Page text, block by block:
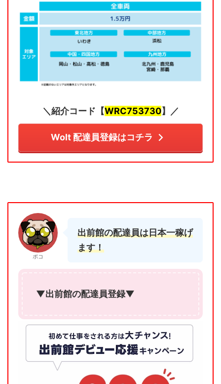
＼紹介コード【WRC753730】／
Wolt 配達員登録はコチラ
ポコ
出前館の配達員は日本一稼げ
ます！
▼出前館の配達員登録▼